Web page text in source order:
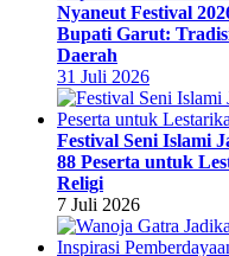
Nyaneut Festival
Bupati Garut:
Daerah
31 Juli 2026
Festival Seni Islami
88 Peserta untuk
Religi
7 Juli 2026